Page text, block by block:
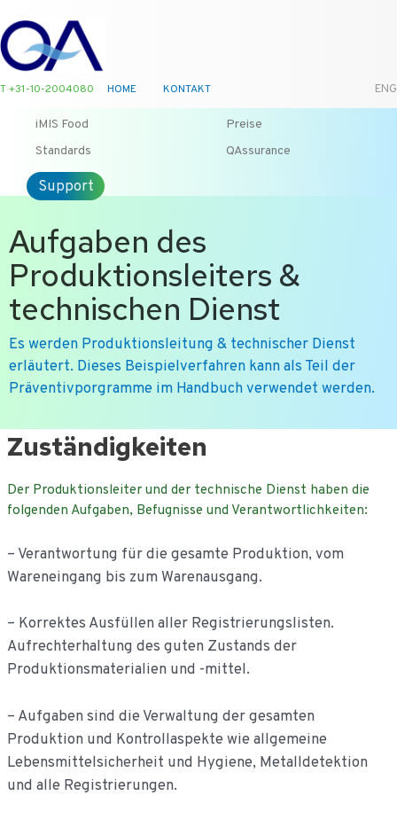
T +31-10-2004080 HOME KONTAKT ENG
iMIS Food
Preise
Standards
QAssurance
Support
Aufgaben des
Produktionsleiters &
technischen Dienst
Es werden Produktionsleitung & technischer Dienst
erläutert. Dieses Beispielverfahren kann als Teil der
Präventivporgramme im Handbuch verwendet werden.
Ga
naar
inhoud
Zuständigkeiten
Der Produktionsleiter und der technische Dienst haben die
folgenden Aufgaben, Befugnisse und Verantwortlichkeiten:
– Verantwortung für die gesamte Produktion, vom
Wareneingang bis zum Warenausgang.
– Korrektes Ausfüllen aller Registrierungslisten.
Aufrechterhaltung des guten Zustands der
Produktionsmaterialien und -mittel.
– Aufgaben sind die Verwaltung der gesamten
Produktion und Kontrollaspekte wie allgemeine
Lebensmittelsicherheit und Hygiene, Metalldetektion
und alle Registrierungen.